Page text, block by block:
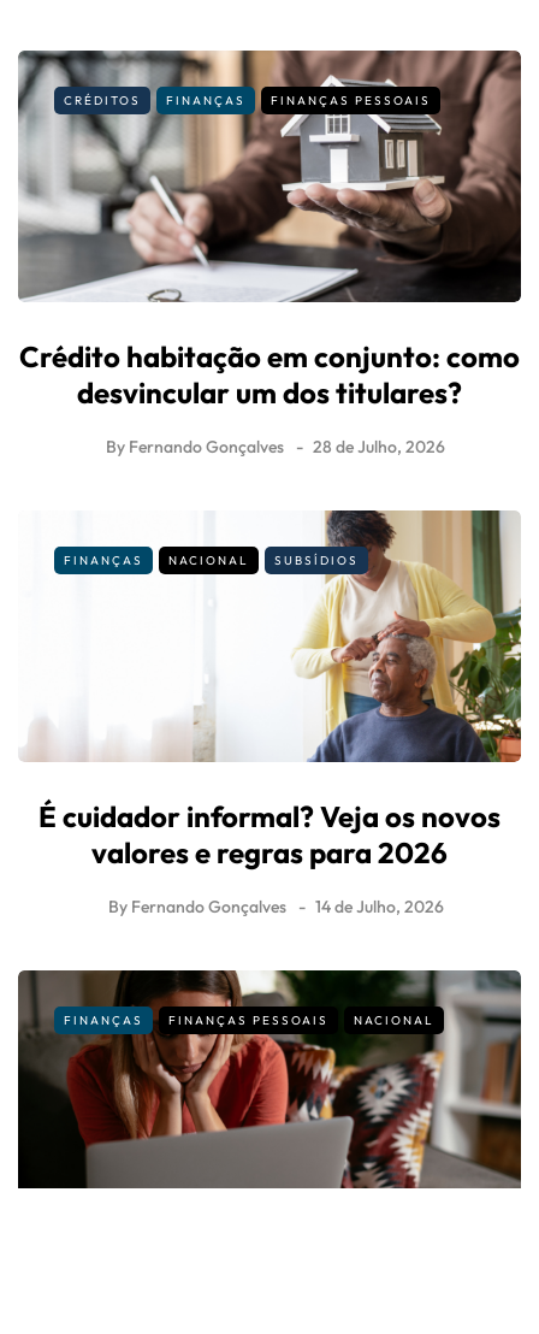
CRÉDITOS FINANÇAS FINANÇAS PESSOAIS
Crédito habitação em conjunto: como
desvincular um dos titulares?
By Fernando Gonçalves 28 de Julho, 2026
FINANÇAS NACIONAL SUBSÍDIOS
É cuidador informal? Veja os novos
valores e regras para 2026
By Fernando Gonçalves 14 de Julho, 2026
FINANÇAS FINANÇAS PESSOAIS NACIONAL